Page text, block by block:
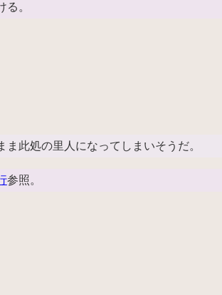
。
ま此処の里人になってしまいそうだ。
参照。